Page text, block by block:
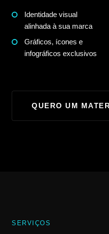
Identidade visual
alinhada à sua marca
Gráficos, ícones e
infográficos exclusivos
QUERO UM
SERVIÇOS